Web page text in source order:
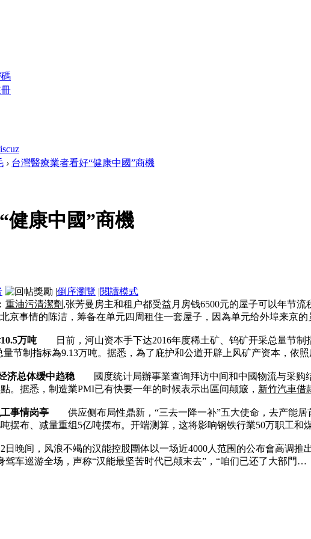
› 台灣醫療業者看好“健康中國”商機
健康中國”商機
|倒序瀏覽 |閱讀模式
重油污清潔劑 ,张芳曼房主和租户都受益月房钱6500元的屋子可以年节
京事情的陈洁，筹备在单元四周租住一套屋子，因為单元给外埠来京
万吨 日前，河山资本手下达2016年度稀土矿、钨矿开采总量节制
量节制指标為9.13万吨。据悉，為了庇护和公道开辟上风矿产资本，依
济总体缓中趋稳 國度统计局辦事業查询拜访中间和中國物流与采购
。据悉，制造業PMI已有快要一年的时候表示出區间颠簸， 新竹汽車借
事情岗亭 供应侧布局性鼎新，“三去一降一补”五大使命，去产能居
摆布、减量重组5亿吨摆布。开端测算，这将影响钢铁行業50万职工和
晚间，风浪不竭的汉能控股團体以一场近4000人范围的公布會高调推
车巡游全场，声称“汉能最坚苦时代已颠末去”，“咱们已还了大部門…